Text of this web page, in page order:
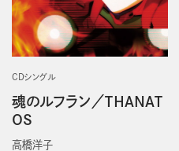
CDシングル
魂のルフラン／ＴＨＡＮＡＴ
ＯＳ
高橋洋子